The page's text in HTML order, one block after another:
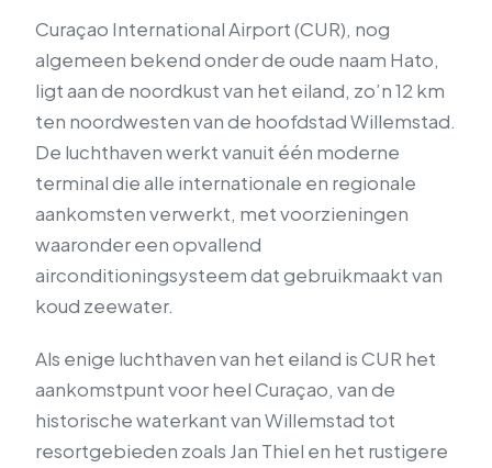
Curaçao International Airport (CUR), nog
algemeen bekend onder de oude naam Hato,
ligt aan de noordkust van het eiland, zo’n 12 km
ten noordwesten van de hoofdstad Willemstad.
De luchthaven werkt vanuit één moderne
terminal die alle internationale en regionale
aankomsten verwerkt, met voorzieningen
waaronder een opvallend
airconditioningsysteem dat gebruikmaakt van
koud zeewater.
Als enige luchthaven van het eiland is CUR het
aankomstpunt voor heel Curaçao, van de
historische waterkant van Willemstad tot
resortgebieden zoals Jan Thiel en het rustigere